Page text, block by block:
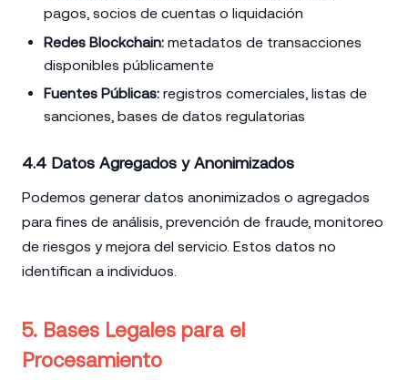
pagos, socios de cuentas o liquidación
Redes Blockchain: metadatos de transacciones
disponibles públicamente
Fuentes Públicas: registros comerciales, listas de
sanciones, bases de datos regulatorias
4.4 Datos Agregados y Anonimizados
Podemos generar datos anonimizados o agregados
para fines de análisis, prevención de fraude, monitoreo
de riesgos y mejora del servicio. Estos datos no
identifican a individuos.
5. Bases Legales para el
Procesamiento